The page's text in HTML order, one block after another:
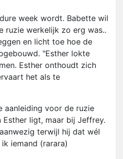
week wordt. Babette wil
ruzie werkelijk zo erg was..
en licht toe hoe de
"Esther lokte
Esther onthoudt zich
het als te
aanleiding voor de ruzie
Esther ligt, maar bij Jeffrey.
terwijl hij dat wél
iemand (rarara)